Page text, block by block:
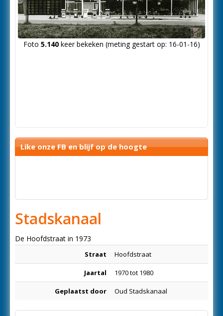
Foto 5.140keer bekeken (meting gestart op: 16-01-16)
Like onze FB en blijf op de hoogte
Stadskanaal
De Hoofdstraat in 1973
Straat Hoofdstraat
Jaartal 1970 tot 1980
Geplaatst door Oud Stadskanaal